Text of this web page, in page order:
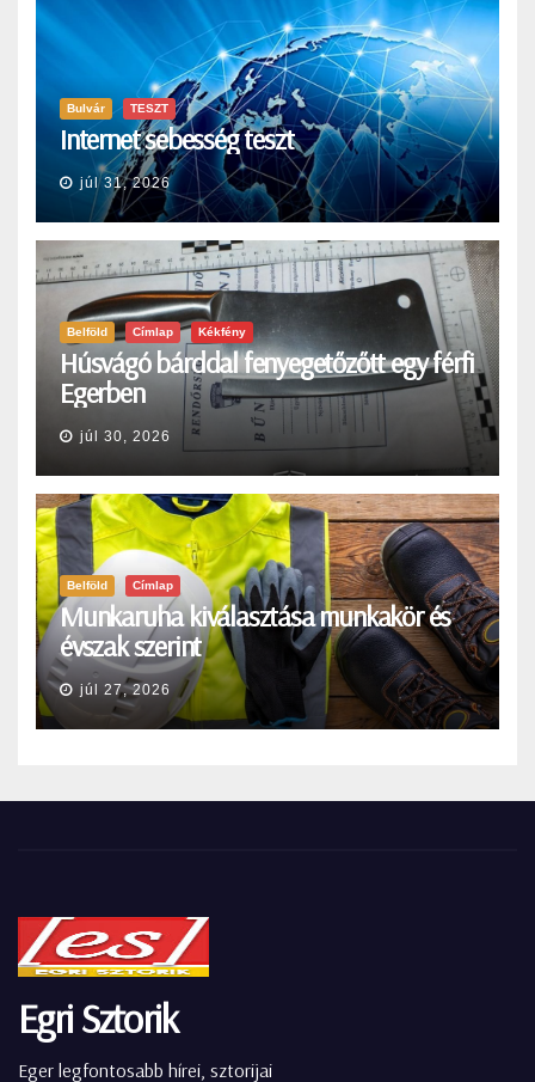
Bulvár TESZT
Internet sebesség teszt
júl 31, 2026
Belföld Címlap Kékfény
Húsvágó bárddal fenyegetőzőtt egy férfi
Egerben
júl 30, 2026
Belföld Címlap
Munkaruha kiválasztása munkakör és
évszak szerint
júl 27, 2026
Egri Sztorik
Eger legfontosabb hírei, sztorijai